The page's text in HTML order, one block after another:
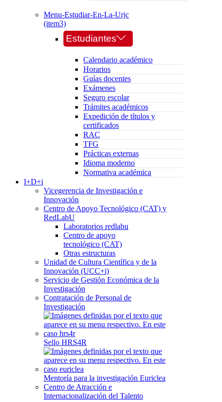
Menu-Estudiar-En-La-Urjc
(item3)
Estudiantes
Calendario académico
Horarios
Guías docentes
Exámenes
Seguro escolar
Trámites académicos
Expedición de títulos y
certificados
RAC
TFG
Prácticas externas
Idioma moderno
Normativa académica
I+D+i
Vicegerencia de Investigación e
Innovación
Centro de Apoyo Tecnológico (CAT) y
RedLabU
Laboratorios redlabu
Centro de apoyo
tecnológico (CAT)
Otras estructuras
Unidad de Cultura Científica y de la
Innovación (UCC+i)
Servicio de Gestión Económica de la
Investigación
Contratación de Personal de
Investigación
Sello HRS4R
Mentoría para la investigación Euriclea
Centro de Atracción e
Internacionalización del Talento